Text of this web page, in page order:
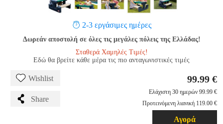
2-3 εργάσιμες ημέρες
Δωρεάν αποστολή σε όλες τις μεγάλες πόλεις της Ελλάδας!
Σταθερά Χαμηλές Τιμές!
Εδώ θα βρείτε κάθε μέρα τις πιο ανταγωνιστικές τιμές
Wishlist
Share
99.99 €
Ελάχιστη 30 ημερών 99.99 €
Προτεινόμενη λιανική 119.00 €
Αγορά